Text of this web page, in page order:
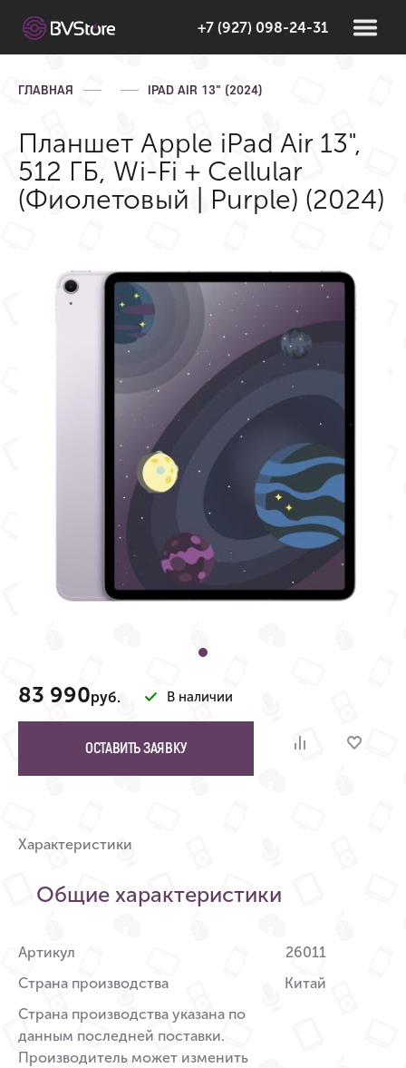
+7 (927) 098-24-31
ГЛАВНАЯ IPAD AIR 13" (2024)
Планшет Apple iPad Air 13",
512 ГБ, Wi-Fi + Cellular
(Фиолетовый | Purple) (2024)
83 990руб. В наличии
ОСТАВИТЬ ЗАЯВКУ
Характеристики
Общие характеристики
Артикул
26011
Страна производства
Страна производства указана по
данным последней поставки.
Производитель может изменить
Китай